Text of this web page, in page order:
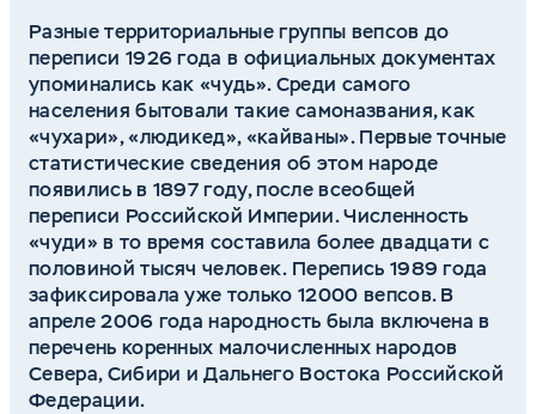
Разные территориальные группы вепсов до
переписи 1926 года в официальных документах
упоминались как «чудь». Среди самого
населения бытовали такие самоназвания, как
«чухари», «людикед», «кайваны». Первые точные
статистические сведения об этом народе
появились в 1897 году, после всеобщей
переписи Российской Империи. Численность
«чуди» в то время составила более двадцати с
половиной тысяч человек. Перепись 1989 года
зафиксировала уже только 12000 вепсов. В
апреле 2006 года народность была включена в
перечень коренных малочисленных народов
Севера, Сибири и Дальнего Востока Российской
Федерации.